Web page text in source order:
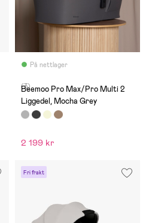
På nettlager
(3)
Beemoo Pro Max/Pro Multi 2
Liggedel, Mocha Grey
2 199 kr
Fri frakt